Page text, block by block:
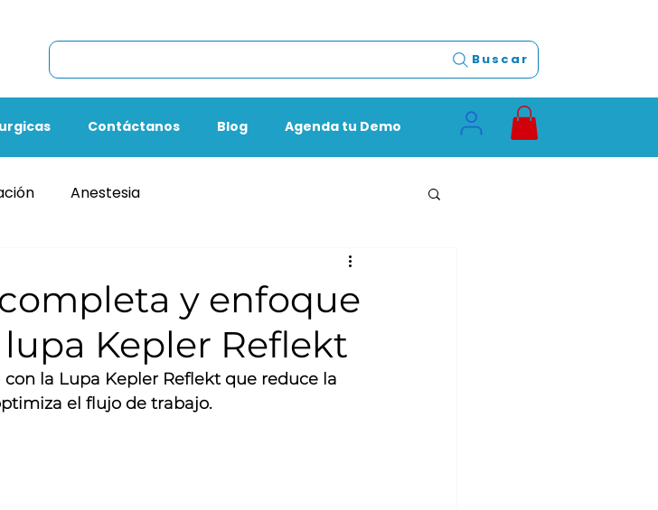
Buscar
Contáctanos Blog Agenda tu Demo
Anestesia
y enfoque
Kepler Reflekt
la Lupa Kepler Reflekt que reduce la
el flujo de trabajo.